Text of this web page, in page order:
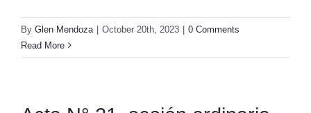
By Glen Mendoza October 20th, 2023
0 Comments
Read More